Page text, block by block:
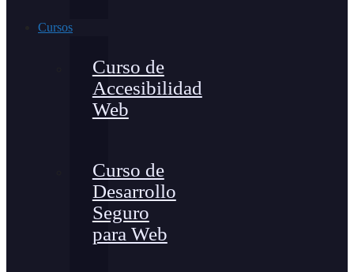
Cursos
Curso de
Accesibilidad
Web
Curso de
Desarrollo
Seguro
para Web